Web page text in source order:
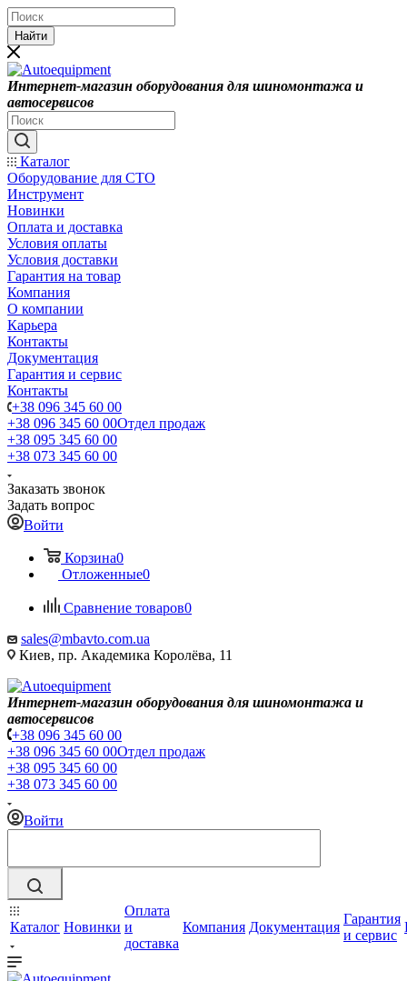
Найти
Интернет-магазин оборудования для шиномонтажа и
автосервисов
Каталог
Оборудование для СТО
Инструмент
Новинки
Оплата и доставка
Условия оплаты
Условия доставки
Гарантия на товар
Компания
О компании
Карьера
Контакты
Документация
Гарантия и сервис
Контакты
+38 096 345 60 00
+38 096 345 60 00Отдел продаж
+38 095 345 60 00
+38 073 345 60 00
Заказать звонок
Задать вопрос
Войти
Корзина0
Отложенные0
Сравнение товаров0
sales@mbavto.com.ua
Киев, пр. Академика Королёва, 11
Интернет-магазин оборудования для шиномонтажа и
автосервисов
+38 096 345 60 00
+38 096 345 60 00Отдел продаж
+38 095 345 60 00
+38 073 345 60 00
Войти
Каталог Новинки
Оплата
и
доставка
Компания Документация
Гарантия
и сервис